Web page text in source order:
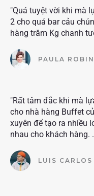
"Quá tuyệt vời khi mà
2 cho quá bar cảu
hàng trăm Kg chanh
PAULA
"Rất tâm đắc khi mà
cho nhà hàng Buffet
xuyên để tạo ra nhiều
nhau cho khách hàng.
LUIS CARLOS